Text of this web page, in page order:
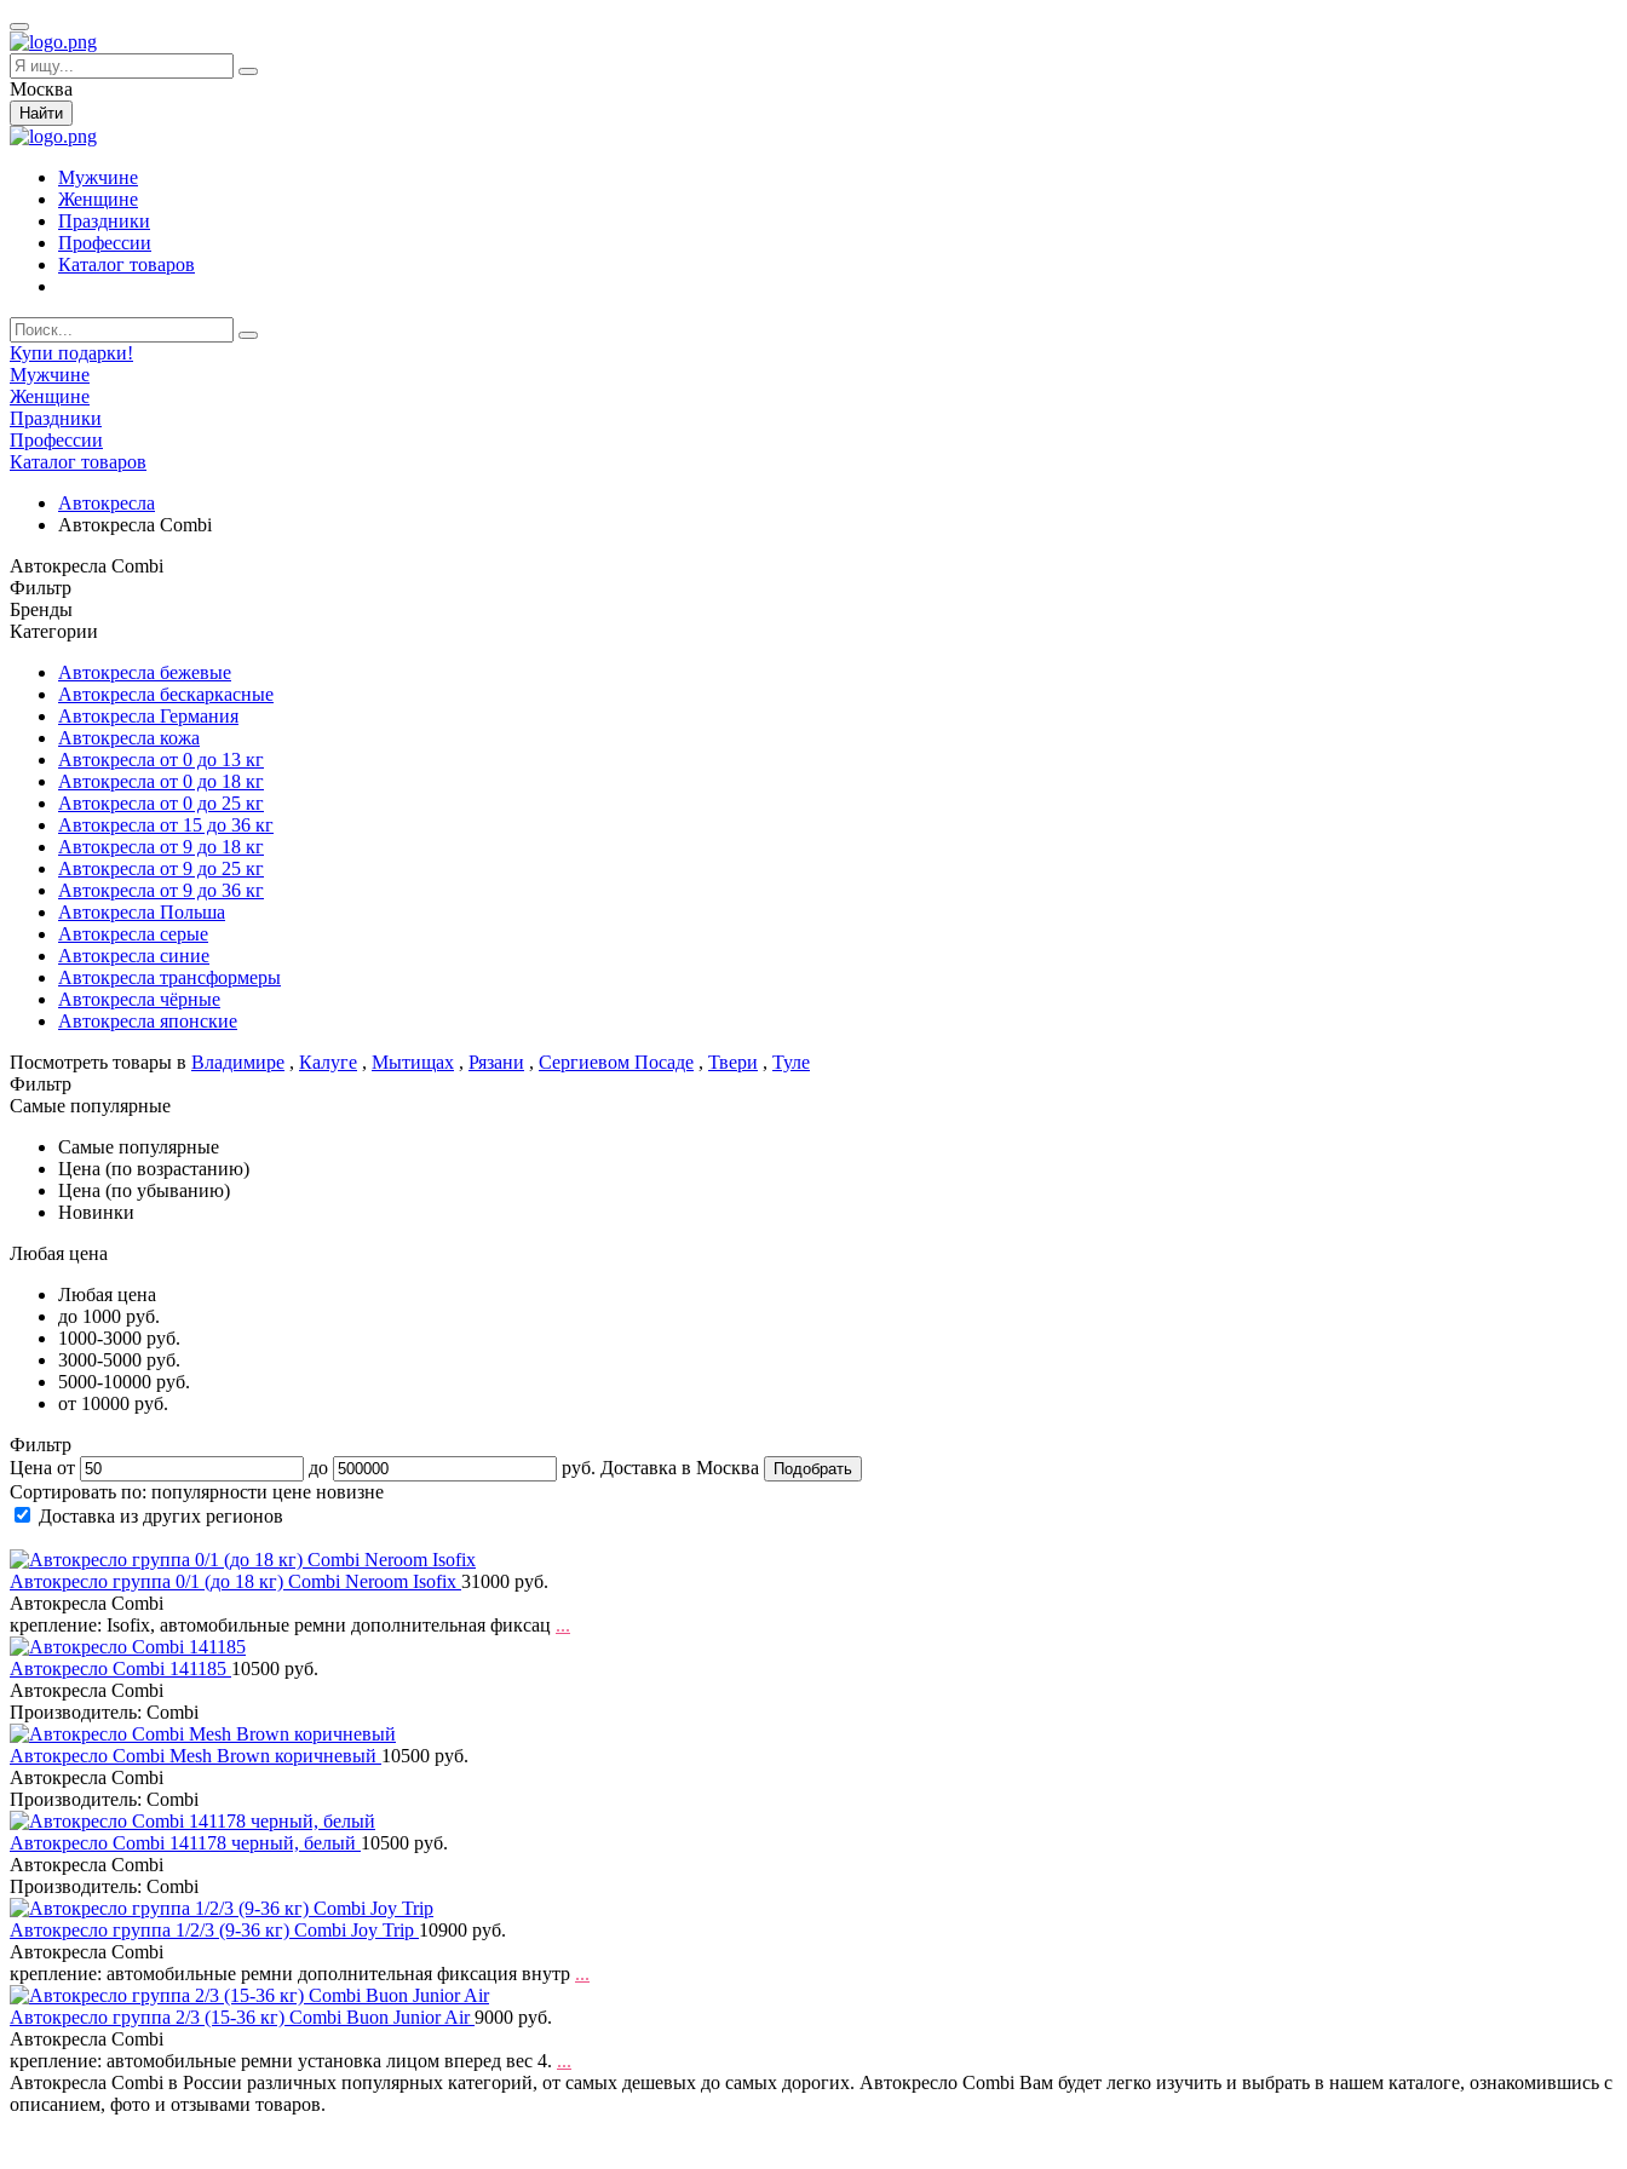
Москва
Найти
Мужчине
Женщине
Праздники
Профессии
Каталог товаров
Купи подарки!
Мужчине
Женщине
Праздники
Профессии
Каталог товаров
Автокресла
Автокресла Combi
Автокресла Combi
Фильтр
Бренды
Категории
Автокресла бежевые
Автокресла бескаркасные
Автокресла Германия
Автокресла кожа
Автокресла от 0 до 13 кг
Автокресла от 0 до 18 кг
Автокресла от 0 до 25 кг
Автокресла от 15 до 36 кг
Автокресла от 9 до 18 кг
Автокресла от 9 до 25 кг
Автокресла от 9 до 36 кг
Автокресла Польша
Автокресла серые
Автокресла синие
Автокресла трансформеры
Автокресла чёрные
Автокресла японские
Посмотреть товары в Владимире , Калуге , Мытищах , Рязани , Сергиевом Посаде , Твери , Туле
Фильтр
Самые популярные
Самые популярные
Цена (по возрастанию)
Цена (по убыванию)
Новинки
Любая цена
Любая цена
до 1000 руб.
1000-3000 руб.
3000-5000 руб.
5000-10000 руб.
от 10000 руб.
Фильтр
Цена от
до руб. Доставка в Москва
Сортировать по: популярности цене новизне
Доставка из других регионов
Автокресло группа 0/1 (до 18 кг) Combi Neroom Isofix 31000 руб.
Автокресла Combi
крепление: Isofix, автомобильные ремни дополнительная фиксац ...
Автокресло Combi 141185 10500 руб.
Автокресла Combi
Производитель: Combi
Автокресло Combi Mesh Brown коричневый 10500 руб.
Автокресла Combi
Производитель: Combi
Автокресло Combi 141178 черный, белый 10500 руб.
Автокресла Combi
Производитель: Combi
Автокресло группа 1/2/3 (9-36 кг) Combi Joy Trip 10900 руб.
Автокресла Combi
крепление: автомобильные ремни дополнительная фиксация внутр ...
Автокресло группа 2/3 (15-36 кг) Combi Buon Junior Air9000 руб.
Автокресла Combi
крепление: автомобильные ремни установка лицом вперед вес 4. ...
Автокресла Combi в России различных популярных категорий, от самых дешевых до самых дорогих. Автокресло Combi Вам будет легко изучить и выбрать в нашем каталоге, ознакомившись с
описанием, фото и отзывами товаров.